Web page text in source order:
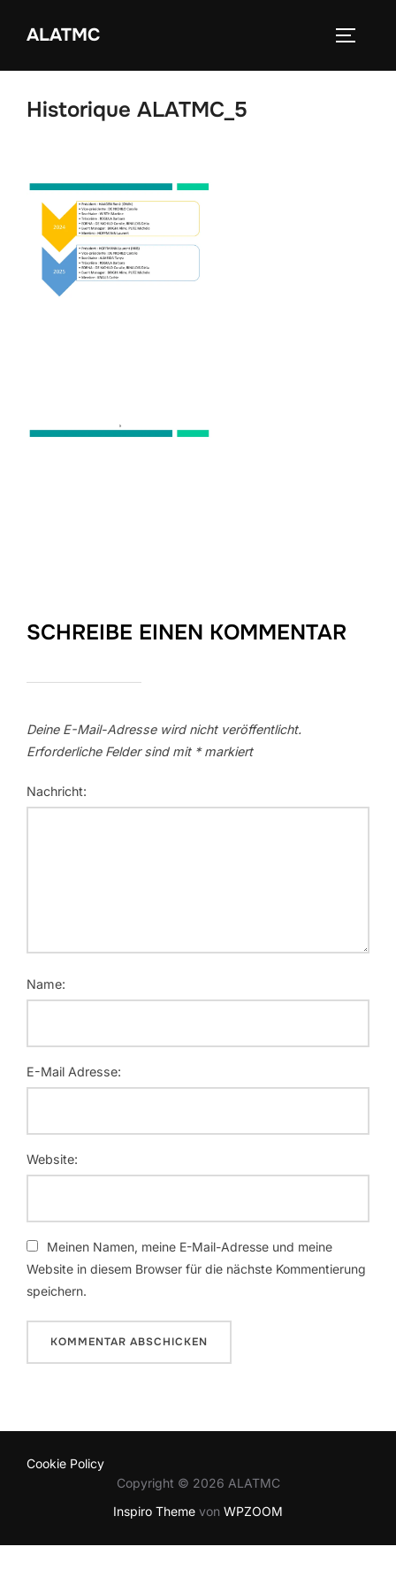
InhaltALATMC
Historique ALATMC_5
SCHREIBE EINEN KOMMENTAR
Deine E-Mail-Adresse wird nicht veröffentlicht.
Erforderliche Felder sind mit *markiert
Nachricht:
Name:
E-Mail Adresse:
Website:
Meinen Namen, meine E-Mail-Adresse und meine
Website in diesem Browser für die nächste Kommentierung
speichern.
Cookie Policy
Copyright © 2026 ALATMC
Inspiro Theme von WPZOOM